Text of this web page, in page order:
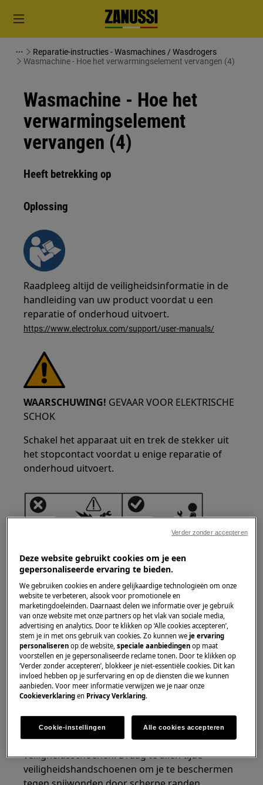
Reparatie-instructies - Wasmachines / Wasdrogers
Wasmachine - Hoe het verwarmingselement vervangen (4)
Wasmachine - Hoe het
verwarmingselement
vervangen (4)
Heeft betrekking op
Oplossing
Raadpleeg altijd de veiligheidsinformatie in de
handleiding van uw product voordat u een
reparatie of onderhoud uitvoert.
https://www.electrolux.com/support/user-manuals/
WAARSCHUWING! GEVAAR VOOR ELEKTRISCHE
SCHOK
Schakel het apparaat uit en trek de stekker uit
het stopcontact voordat u enige reparatie of
onderhoud uitvoert.
WAARSCHUWING!GEVAAR VOOR LETSEL
Wees altijd voorzichtig bij het verplaatsen van
apparaten. Voor zware apparaten is het het
veiligst als twee personen deze verplaatsen.
Gebruik altijd veiligheidshandschoenen en
veiligheidsschoenen. Draag te allen tijde
veiligheidshandschoenen om je te beschermen
Deze website gebruikt cookies om je een
gepersonaliseerde ervaring te bieden.
We gebruiken cookies en andere gelijkaardige technologieën om onze
website te verbeteren, alsook voor promotionele en
marketingdoeleinden. Daarnaast delen we informatie over je gebruik
van onze website met onze partners op het vlak van sociale media,
advertising en analytics. Door te klikken op ‘Alle cookies accepteren’,
stem je in met ons gebruik van cookies. Zo kunnen weje ervaring
personaliseren op de website,speciale aanbiedingen op maat
voorstellen en je gepersonaliseerde reclame tonen. Door te klikken op
‘Verder zonder accepteren’, blokkeer je niet-essentiële cookies. Dit kan
invloed hebben op je surfervaring en op de diensten die we kunnen
aanbieden. Voor meer informatie verwijzen we je naar onze
Cookieverklaring en Privacy Verklaring.
Cookie-instellingen Alle cookies accepteren
Verder zonder accepteren